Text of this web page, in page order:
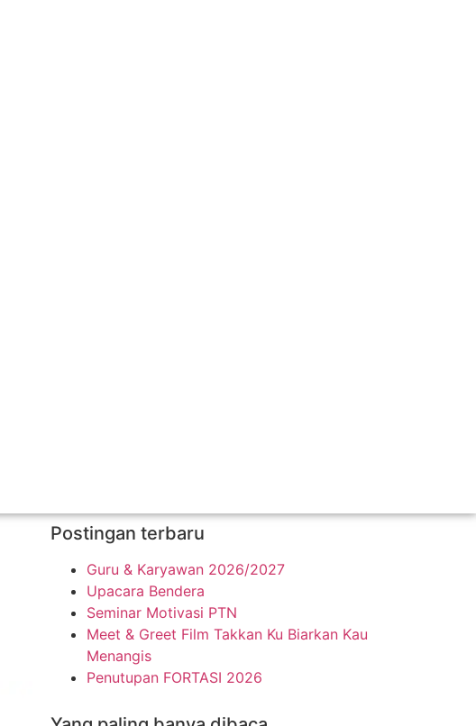
Postingan terbaru
Guru & Karyawan 2026/2027
Upacara Bendera
Seminar Motivasi PTN
Meet & Greet Film Takkan Ku Biarkan Kau
Menangis
Penutupan FORTASI 2026